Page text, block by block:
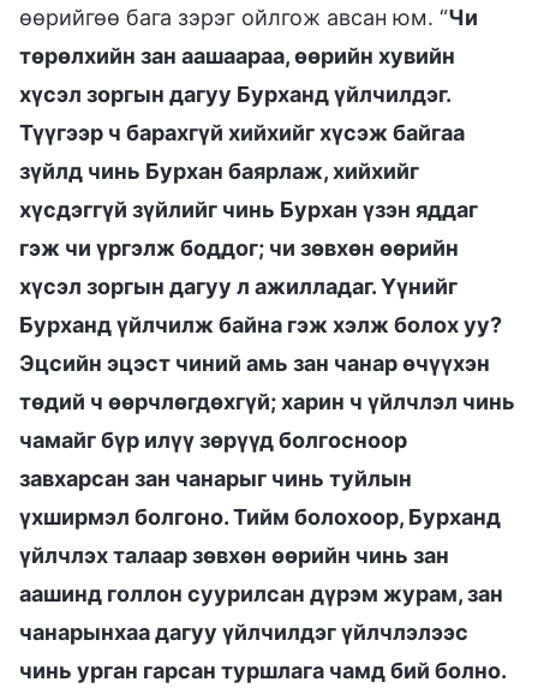
өөрийгөө бага зэрэг ойлгож авсан юм. “Чи
төрөлхийн зан аашаараа, өөрийн хувийн
хүсэл зоргын дагуу Бурханд үйлчилдэг.
Түүгээр ч барахгүй хийхийг хүсэж байгаа
зүйлд чинь Бурхан баярлаж, хийхийг
хүсдэггүй зүйлийг чинь Бурхан үзэн яддаг
гэж чи үргэлж боддог; чи зөвхөн өөрийн
хүсэл зоргын дагуу л ажилладаг. Үүнийг
Бурханд үйлчилж байна гэж хэлж болох уу?
Эцсийн эцэст чиний амь зан чанар өчүүхэн
төдий ч өөрчлөгдөхгүй; харин ч үйлчлэл чинь
чамайг бүр илүү зөрүүд болгосноор
завхарсан зан чанарыг чинь туйлын
үхширмэл болгоно. Тийм болохоор, Бурханд
үйлчлэх талаар зөвхөн өөрийн чинь зан
аашинд голлон суурилсан дүрэм журам, зан
чанарынхаа дагуу үйлчилдэг үйлчлэлээс
чинь урган гарсан туршлага чамд бий болно.